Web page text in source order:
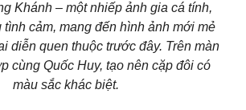
Khánh – một nhiếp ảnh gia cá tính,
tình cảm, mang đến hình ảnh mới mẻ
diễn quen thuộc trước đây. Trên màn
cùng Quốc Huy, tạo nên cặp đôi có
màu sắc khác biệt.